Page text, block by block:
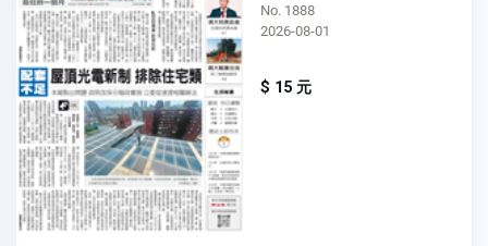
No. 1888
2026-08-01
$ 15 元